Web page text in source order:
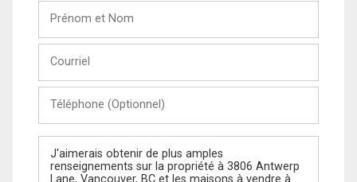
Nom
(Optionnel)
Message